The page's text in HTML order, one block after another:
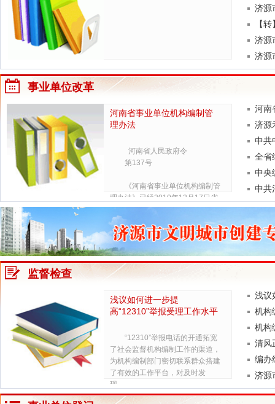
济源
【
济源
济源
事业单位改革
河南省事业单位机构编制管
理办法
河南省人民政府令
第137号
《河南省事业单位机构编制管
理办法》已经2010年12月17日省
政府第78次常务会议通...
河南
济源
中共
全省
中央
中共
监督检查
浅议如何进一步提
高“12310”举报受理工作水平
“12310”举报电话的开通拓宽
了社会监督机构编制工作的渠道，
为机构编制部门密切联系群众搭建
了有效的工作平台，对及时发
现、...
浅议
机构
机构
清风
编办
济源